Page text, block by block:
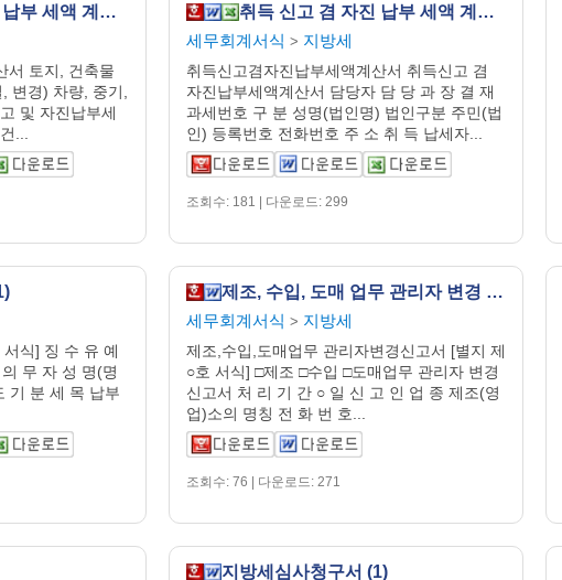
취득 신고 및 자진 납부 세액 계산서
서 토지, 건축물
변경) 차량, 중기,
및 자진납부세
...
취득 신고 겸 자진 납부 세액 계산서
세무회계서식 > 지방세
취득신고겸자진납부세액계산서 취득신고 겸
자진납부세액계산서 담당자 담 당 과 장 결 재
과세번호 구 분 성명(법인명) 법인구분 주민(법
인) 등록번호 전화번호 주 소 취 득 납세자...
조회수: 181 | 다운로드: 299
식] 징 수 유 예
무 자 성 명(명
기 분 세 목 납부
제조, 수입, 도매 업무 관리자 변경 신고서
세무회계서식 > 지방세
제조,수입,도매업무 관리자변경신고서 [별지 제
○호 서식] □제조 □수입 □도매업무 관리자 변경
신고서 처 리 기 간 ○ 일 신 고 인 업 종 제조(영
업)소의 명칭 전 화 번 호...
조회수: 76 | 다운로드: 271
지방세심사청구서 (1)